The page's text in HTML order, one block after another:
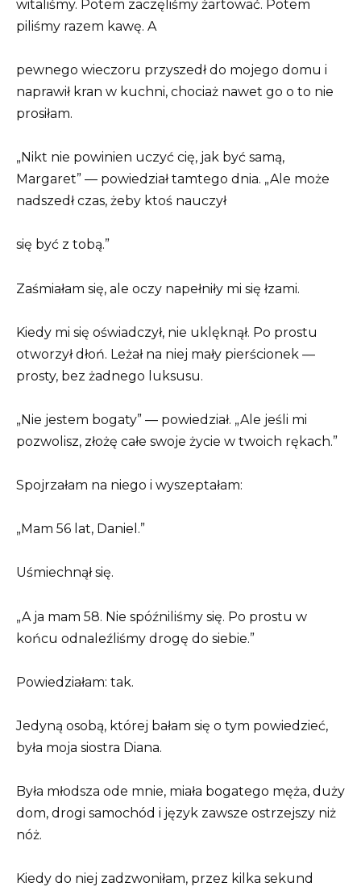
witaliśmy. Potem zaczęliśmy żartować. Potem
piliśmy razem kawę. A
pewnego wieczoru przyszedł do mojego domu i
naprawił kran w kuchni, chociaż nawet go o to nie
prosiłam.
„Nikt nie powinien uczyć cię, jak być samą,
Margaret” — powiedział tamtego dnia. „Ale może
nadszedł czas, żeby ktoś nauczył
się być z tobą.”
Zaśmiałam się, ale oczy napełniły mi się łzami.
Kiedy mi się oświadczył, nie uklęknął. Po prostu
otworzył dłoń. Leżał na niej mały pierścionek —
prosty, bez żadnego luksusu.
„Nie jestem bogaty” — powiedział. „Ale jeśli mi
pozwolisz, złożę całe swoje życie w twoich rękach.”
Spojrzałam na niego i wyszeptałam:
„Mam 56 lat, Daniel.”
Uśmiechnął się.
„A ja mam 58. Nie spóźniliśmy się. Po prostu w
końcu odnaleźliśmy drogę do siebie.”
Powiedziałam: tak.
Jedyną osobą, której bałam się o tym powiedzieć,
była moja siostra Diana.
Była młodsza ode mnie, miała bogatego męża, duży
dom, drogi samochód i język zawsze ostrzejszy niż
nóż.
Kiedy do niej zadzwoniłam, przez kilka sekund